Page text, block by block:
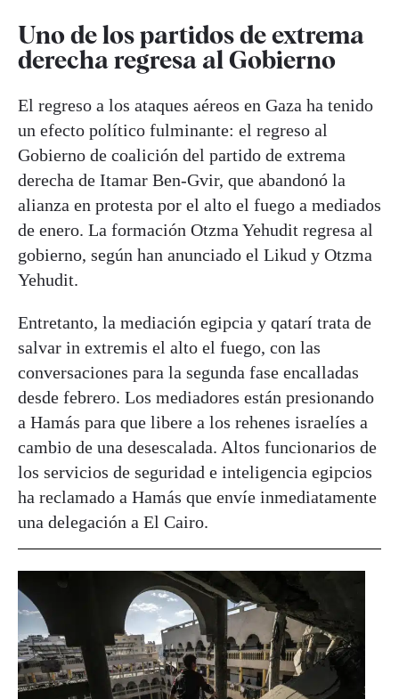
Uno de los partidos de extrema
derecha regresa al Gobierno
El regreso a los ataques aéreos en Gaza ha tenido
un efecto político fulminante: el regreso al
Gobierno de coalición del partido de extrema
derecha de Itamar Ben-Gvir, que abandonó la
alianza en protesta por el alto el fuego a mediados
de enero. La formación Otzma Yehudit regresa al
gobierno, según han anunciado el Likud y Otzma
Yehudit.
Entretanto, la mediación egipcia y qatarí trata de
salvar in extremis el alto el fuego, con las
conversaciones para la segunda fase encalladas
desde febrero. Los mediadores están presionando
a Hamás para que libere a los rehenes israelíes a
cambio de una desescalada. Altos funcionarios de
los servicios de seguridad e inteligencia egipcios
ha reclamado a Hamás que envíe inmediatamente
una delegación a El Cairo.